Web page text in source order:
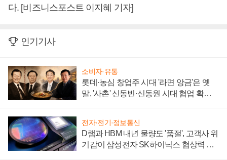
다. [비즈니스포스트 이지혜 기자]
인기기사
소비자·유통
롯데·농심 창업주 시대 '라면 앙금'은 옛
말, '사촌' 신동빈·신동원 시대 협업 확대
전자·전기·정보통신
D램과 HBM 내년 물량도 '품절', 고객사 위
기감이 삼성전자 SK하이닉스 협상력 더